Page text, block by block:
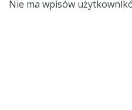
Nie ma wpisów